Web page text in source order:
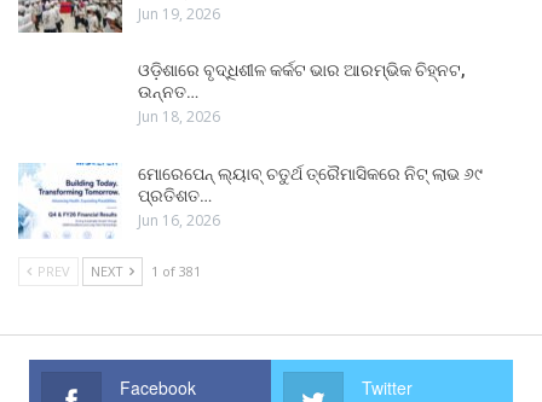
Jun 19, 2026
ଓଡ଼ିଶାରେ ବୃଦ୍ଧିଶୀଳ କର୍କଟ ଭାର ଆରମ୍ଭିକ ଚିହ୍ନଟ,
ଉନ୍ନତ…
Jun 18, 2026
ମୋରେପେନ୍ ଲ୍ୟାବ୍ ଚତୁର୍ଥ ତ୍ରୈମାସିକରେ ନିଟ୍ ଲାଭ ୬୯
ପ୍ରତିଶତ…
Jun 16, 2026
PREV NEXT 1 of 381
Facebook Twitter